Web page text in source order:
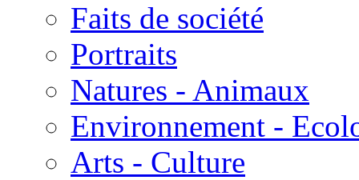
Faits de société
Portraits
Natures - Animaux
Environnement -
Arts - Culture